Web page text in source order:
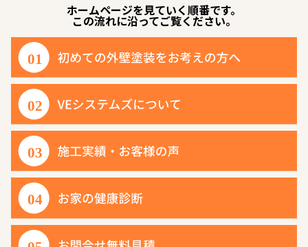
ホームページを見ていく順番です。
この流れに沿ってご覧ください。